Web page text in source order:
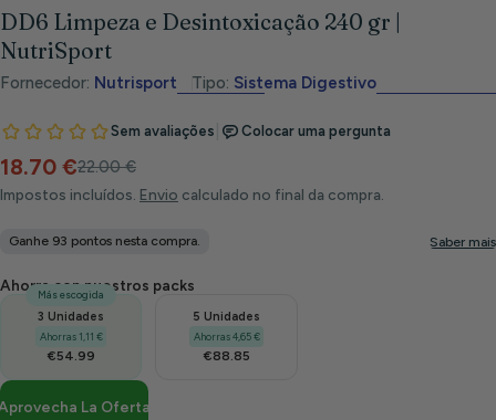
DD6 Limpeza e Desintoxicação 240 gr |
NutriSport
Fornecedor: Nutrisport Tipo: Sistema Digestivo
Preço
de
18.70 €
Preço
habitual
22.00 €
Impostos incluídos. Envio calculado no final da compra.
Ahorra con nuestros packs
Más escogida
3 Unidades
Ahorras 1,11 €
€54.99
5 Unidades
Ahorras 4,65 €
€88.85
La Oferta